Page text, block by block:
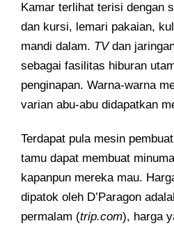
Kamar terlihat terisi dengan
dan kursi, lemari pakaian,
mandi dalam. TVdan
sebagai fasilitas hiburan
penginapan. Warna-warna
varian abu-abu didapatkan
Terdapat pula mesin
tamu dapat membuat
kapanpun mereka mau.
dipatok oleh D’Paragon
permalam (trip.com), harga